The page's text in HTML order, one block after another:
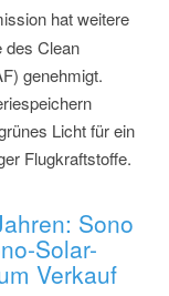
hat weitere
des Clean
genehmigt.
Licht für ein
Flugkraftstoffe.
Sono
Solar-
Verkauf